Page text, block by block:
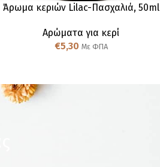
Άρωμα κεριών Lilac-Πασχαλιά, 50ml
Αρώματα για κερί
€5,30 Με ΦΠΑ